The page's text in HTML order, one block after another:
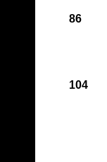
86
104